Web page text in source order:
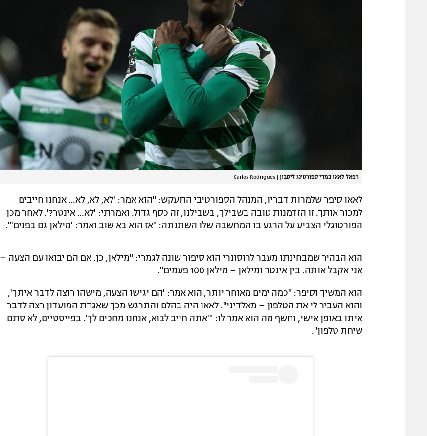
רפאל לאאו במדי ספורטינג ליסבון |
Carlos Rodrigues
לאאו סיפר שלמרות דבריו, המנהל הספורטיבי התעקש: "הוא אמר: 'לא, לא, לא… אנחנו חייבים
למכור אותך. זו הזדמנות טובה בשבילך, בשבילנו, זה כסף גדול. ואמרתי: 'לא… אינטר?'. לאחר מכן
הפורטוגלי הצביע על הרגע בו המחשבה שלו השתנתה: "אז הוא בא שוב ואמר: 'מילאן גם בפנים'".
הוא הבהיר שמבחינתו מעבר לרוסונרי הוא סיפור שונה לגמרי: "מילאן, כן. אם הם יבואו עם הצעה –
אני אקבל אותה. בין אינטר ומילאן – מילאן 100 פעמים".
הוא המשיך וסיפר: "כמה ימים מאוחר יותר, הוא אמר: 'הם יגישו הצעה, מישהו רוצה לדבר איתך',
והוא העביר לי את הטלפון – מאלדיני". לאאו היה בהלם והתרגש מכך שאגדת המועדון רצה לדבר
איתו באופן אישי, וחשף מה הוא אמר לו: "'אתה חייב לבוא, אנחנו מחכים לך'. בפייסטיים, לא סתם
שיחת טלפון".